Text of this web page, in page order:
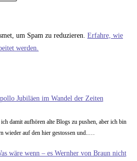
um Spam zu reduzieren. Erfahre, wie
werden.
Jubiläen im Wandel der Zeiten
damit aufhören alte Blogs zu pushen, aber ich bin
wieder auf den hier gestossen und..…
wäre wenn – es Wernher von Braun nicht